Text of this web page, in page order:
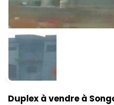
Duplex à vendre à